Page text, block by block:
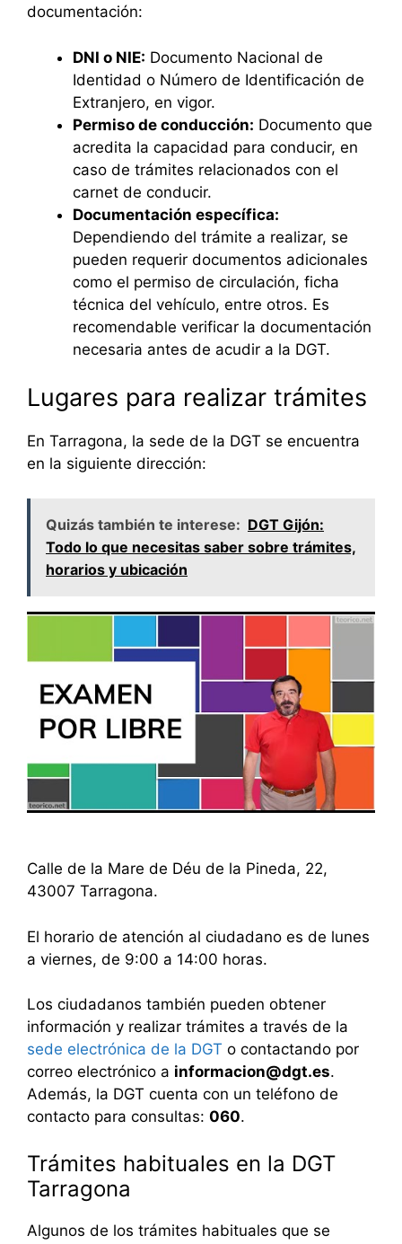
documentación:
DNI o NIE: Documento Nacional de
Identidad o Número de Identificación de
Extranjero, en vigor.
Permiso de conducción: Documento que
acredita la capacidad para conducir, en
caso de trámites relacionados con el
carnet de conducir.
Documentación específica:
Dependiendo del trámite a realizar, se
pueden requerir documentos adicionales
como el permiso de circulación, ficha
técnica del vehículo, entre otros. Es
recomendable verificar la documentación
necesaria antes de acudir a la DGT.
Lugares para realizar trámites
En Tarragona, la sede de la DGT se encuentra
en la siguiente dirección:
Quizás también te interese: DGT Gijón:
Todo lo que necesitas saber sobre trámites,
horarios y ubicación
Calle de la Mare de Déu de la Pineda, 22,
43007 Tarragona.
El horario de atención al ciudadano es de lunes
a viernes, de 9:00 a 14:00 horas.
Los ciudadanos también pueden obtener
información y realizar trámites a través de la
sede electrónica de la DGT o contactando por
correo electrónico a informacion@dgt.es.
Además, la DGT cuenta con un teléfono de
contacto para consultas: 060.
Trámites habituales en la DGT
Tarragona
Algunos de los trámites habituales que se